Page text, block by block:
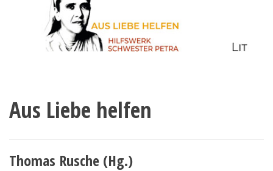
Aus Liebe helfen
Thomas Rusche (Hg.)